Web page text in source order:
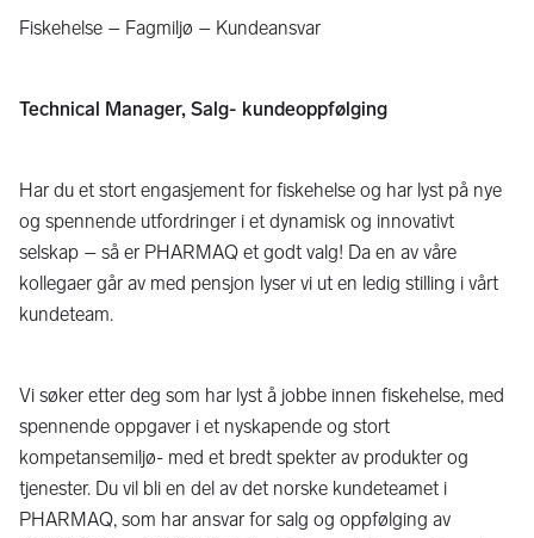
Fiskehelse – Fagmiljø – Kundeansvar
Technical Manager, Salg- kundeoppfølging
Har du et stort engasjement for fiskehelse og har lyst på nye
og spennende utfordringer i et dynamisk og innovativt
selskap – så er PHARMAQ et godt valg! Da en av våre
kollegaer går av med pensjon lyser vi ut en ledig stilling i vårt
kundeteam.
Vi søker etter deg som har lyst å jobbe innen fiskehelse, med
spennende oppgaver i et nyskapende og stort
kompetansemiljø- med et bredt spekter av produkter og
tjenester. Du vil bli en del av det norske kundeteamet i
PHARMAQ, som har ansvar for salg og oppfølging av